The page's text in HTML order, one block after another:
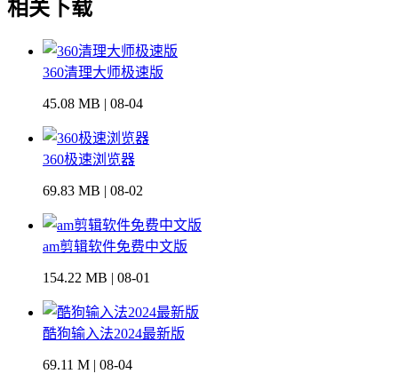
相关下载
360清理大师极速版
45.08 MB | 08-04
360极速浏览器
69.83 MB | 08-02
am剪辑软件免费中文版
154.22 MB | 08-01
酷狗输入法2024最新版
69.11 M | 08-04